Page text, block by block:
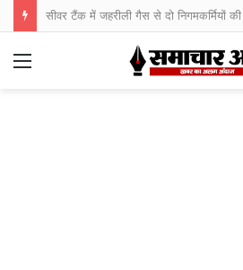
सीवर टैंक में जहरीली गैस से दो निगमकर्मियों की
Menu